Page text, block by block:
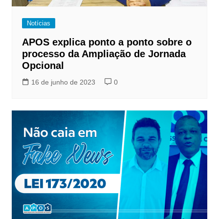
Notícias
APOS explica ponto a ponto sobre o
processo da Ampliação de Jornada
Opcional
16 de junho de 2023 0